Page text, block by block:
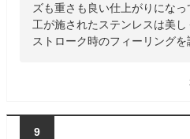
ズも重さも良い仕上がりにな
工が施されたステンレスは美し
ストローク時のフィーリングを
9